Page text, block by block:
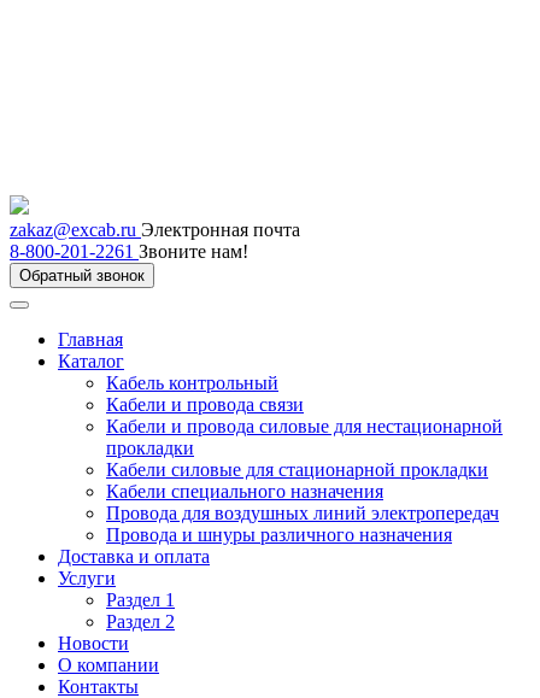
zakaz@excab.ru Электронная почта
8-800-201-2261 Звоните нам!
Обратный звонок
Главная
Каталог
Кабель контрольный
Кабели и провода связи
Кабели и провода силовые для нестационарной
прокладки
Кабели силовые для стационарной прокладки
Кабели специального назначения
Провода для воздушных линий электропередач
Провода и шнуры различного назначения
Доставка и оплата
Услуги
Раздел 1
Раздел 2
Новости
О компании
Контакты